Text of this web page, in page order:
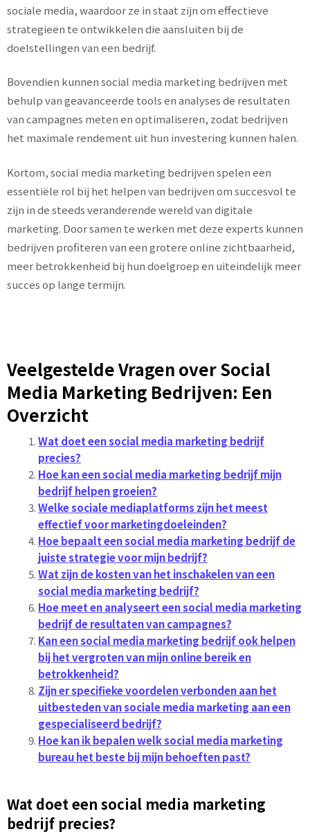
sociale media, waardoor ze in staat zijn om effectieve
strategieën te ontwikkelen die aansluiten bij de
doelstellingen van een bedrijf.
Bovendien kunnen social media marketing bedrijven met
behulp van geavanceerde tools en analyses de resultaten
van campagnes meten en optimaliseren, zodat bedrijven
het maximale rendement uit hun investering kunnen halen.
Kortom, social media marketing bedrijven spelen een
essentiële rol bij het helpen van bedrijven om succesvol te
zijn in de steeds veranderende wereld van digitale
marketing. Door samen te werken met deze experts kunnen
bedrijven profiteren van een grotere online zichtbaarheid,
meer betrokkenheid bij hun doelgroep en uiteindelijk meer
succes op lange termijn.
Veelgestelde Vragen over Social
Media Marketing Bedrijven: Een
Overzicht
Wat doet een social media marketing bedrijf
precies?
Hoe kan een social media marketing bedrijf mijn
bedrijf helpen groeien?
Welke sociale mediaplatforms zijn het meest
effectief voor marketingdoeleinden?
Hoe bepaalt een social media marketing bedrijf de
juiste strategie voor mijn bedrijf?
Wat zijn de kosten van het inschakelen van een
social media marketing bedrijf?
Hoe meet en analyseert een social media marketing
bedrijf de resultaten van campagnes?
Kan een social media marketing bedrijf ook helpen
bij het vergroten van mijn online bereik en
betrokkenheid?
Zijn er specifieke voordelen verbonden aan het
uitbesteden van sociale media marketing aan een
gespecialiseerd bedrijf?
Hoe kan ik bepalen welk social media marketing
bureau het beste bij mijn behoeften past?
Wat doet een social media marketing
bedrijf precies?